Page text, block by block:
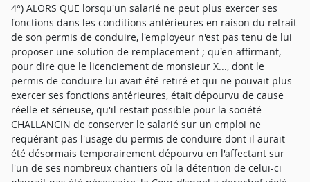
4°) ALORS QUE lorsqu'un salarié ne peut plus exercer ses
fonctions dans les conditions antérieures en raison du retrait
de son permis de conduire, l'employeur n'est pas tenu de lui
proposer une solution de remplacement ; qu'en affirmant,
pour dire que le licenciement de monsieur X..., dont le
permis de conduire lui avait été retiré et qui ne pouvait plus
exercer ses fonctions antérieures, était dépourvu de cause
réelle et sérieuse, qu'il restait possible pour la société
CHALLANCIN de conserver le salarié sur un emploi ne
requérant pas l'usage du permis de conduire dont il aurait
été désormais temporairement dépourvu en l'affectant sur
l'un de ses nombreux chantiers où la détention de celui-ci